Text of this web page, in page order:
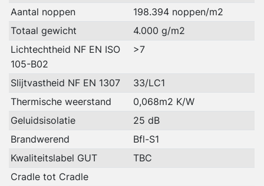
Aantal noppen
198.394 noppen/m2
Totaal gewicht
4.000 g/m2
Lichtechtheid NF EN ISO
105-B02
>7
Slijtvastheid NF EN 1307
33/LC1
Thermische weerstand
0,068m2 K/W
Geluidsisolatie
25 dB
Brandwerend
Bfl-S1
Kwaliteitslabel GUT
TBC
Cradle tot Cradle